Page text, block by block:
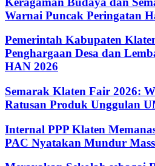
Warnai Puncak Peringatan
Pemerintah Kabupaten
Penghargaan Desa dan
HAN 2026
Semarak Klaten Fair 2026:
Ratusan Produk Unggulan
Internal PPP Klaten
PAC Nyatakan Mundur